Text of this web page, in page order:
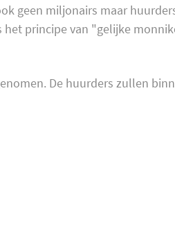
geen miljonairs maar
principe van "gelijke
De huurders zullen